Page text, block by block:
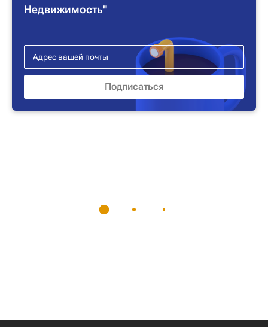
Недвижимость"